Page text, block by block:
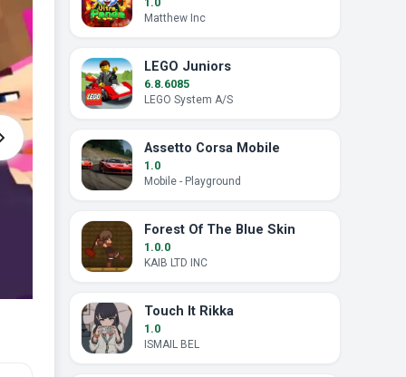
Matthew Inc
LEGO Juniors
6.8.6085
LEGO System A/S
Assetto Corsa Mobile
1.0
Mobile - Playground
Forest Of The Blue Skin
1.0.0
KAIB LTD INC
Touch It Rikka
1.0
ISMAIL BEL